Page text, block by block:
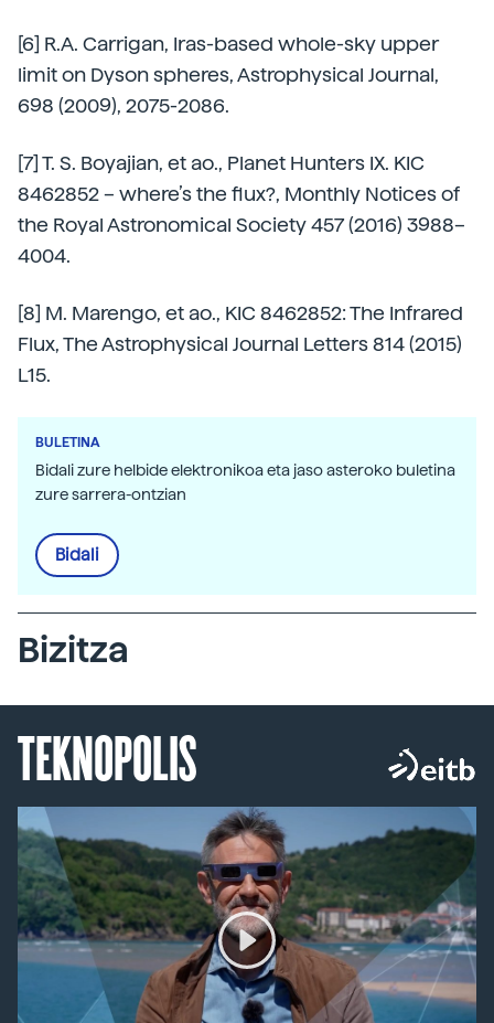
[6] R.A. Carrigan, Iras-based whole-sky upper
limit on Dyson spheres, Astrophysical Journal,
698 (2009), 2075-2086.
[7] T. S. Boyajian, et ao., Planet Hunters IX. KIC
8462852 – where’s the flux?, Monthly Notices of
the Royal Astronomical Society 457 (2016) 3988–
4004.
[8] M. Marengo, et ao., KIC 8462852: The Infrared
Flux, The Astrophysical Journal Letters 814 (2015)
L15.
BULETINA
Bidali zure helbide elektronikoa eta jaso asteroko buletina
zure sarrera-ontzian
Bidali
Bizitza
TEKNOPOLIS